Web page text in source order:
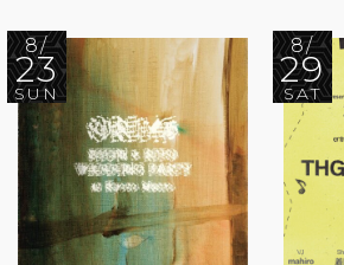
8/
23
SUN
8/
29
SAT